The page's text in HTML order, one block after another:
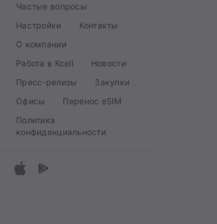
Частые вопросы
Настройки
Контакты
О компании
Работа в Kcell
Новости
Пресс-релизы
Закупки
Офисы
Перенос eSIM
Политика
конфиденциальности